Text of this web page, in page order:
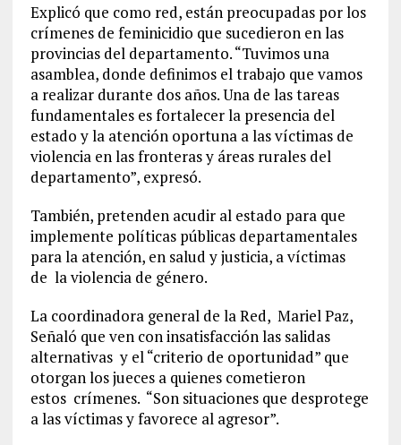
Explicó que como red, están preocupadas por los
crímenes de feminicidio que sucedieron en las
provincias del departamento.“Tuvimos una
asamblea, donde definimos el trabajo que vamos
a realizar durante dos años. Una de las tareas
fundamentales es fortalecer la presencia del
estado y la atención oportuna a las víctimas de
violencia en las fronteras y áreas rurales del
departamento”, expresó.
También, pretenden acudir al estado para que
implemente políticas públicas departamentales
para la atención, en salud y justicia, a víctimas
de la violencia de género.
La coordinadora general de la Red, Mariel Paz,
Señaló que ven con insatisfacción las salidas
alternativas y el “criterio de oportunidad” que
otorgan los jueces a quienes cometieron
estos crímenes. “Son situaciones que desprotege
a las víctimas y favorece al agresor”.